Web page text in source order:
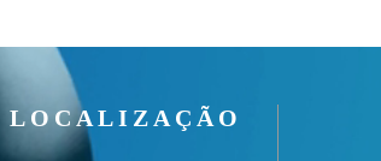
LOCALIZAÇÃO